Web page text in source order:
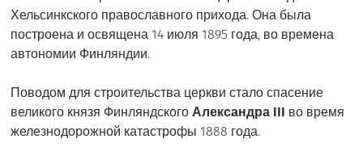
Хельсинкского православного прихода. Она была
построена и освящена 14 июля 1895 года, во времена
автономии Финляндии.
Поводом для строительства церкви стало спасение
великого князя ФинляндскогоАлександра III во время
железнодорожной катастрофы 1888 года.